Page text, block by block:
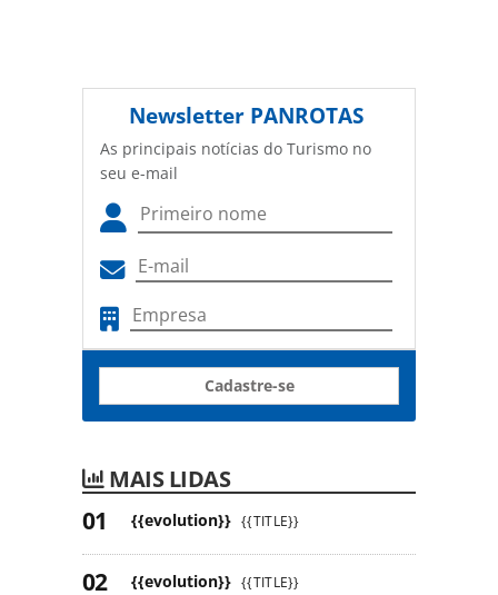
Newsletter PANROTAS
As principais notícias do Turismo no
seu e-mail
Cadastre-se
MAIS LIDAS
{{evolution}} {{TITLE}}
{{evolution}} {{TITLE}}